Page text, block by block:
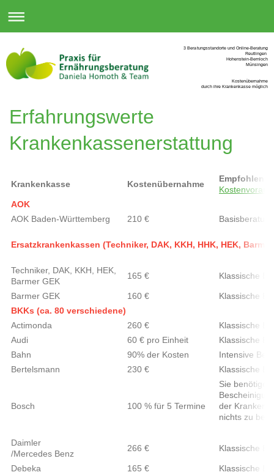
3 Beratungsstandorte und Online-Beratung
Reutlingen
Hohenstein-Bernloch
Münsingen
Kostenübernahme
durch ihre Krankenkasse möglich
Erfahrungswerte
Krankenkassenerstattung
Krankenkasse Kostenübernahme
Empfohlener
AOK
AOK Baden-Württemberg
210 € Basisberatung
Ersatzkrankenkassen (Techniker, DAK, KKH, HHK, HEK,
Techniker, DAK, KKH, HEK,
Barmer GEK
165 € Klassische
Barmer GEK 160 €
Klassische
BKKs (ca. 80 verschiedene)
Actimonda
260 €
Klassische
Audi
60 € pro Einheit
Klassische
Bahn
90% der Kosten
Intensive
Bertelsmann
230 € Klassische
Bosch 100 % für 5 Termine
Sie
der
nichts zu
Daimler
/Mercedes Benz
266 € Klassische
Debeka 165 €
Klassische